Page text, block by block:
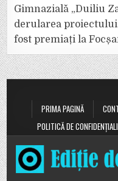
Gimnazială „Duiliu
derularea
fost premiați la
PRIMA PAGINĂ
POLITICĂ DE